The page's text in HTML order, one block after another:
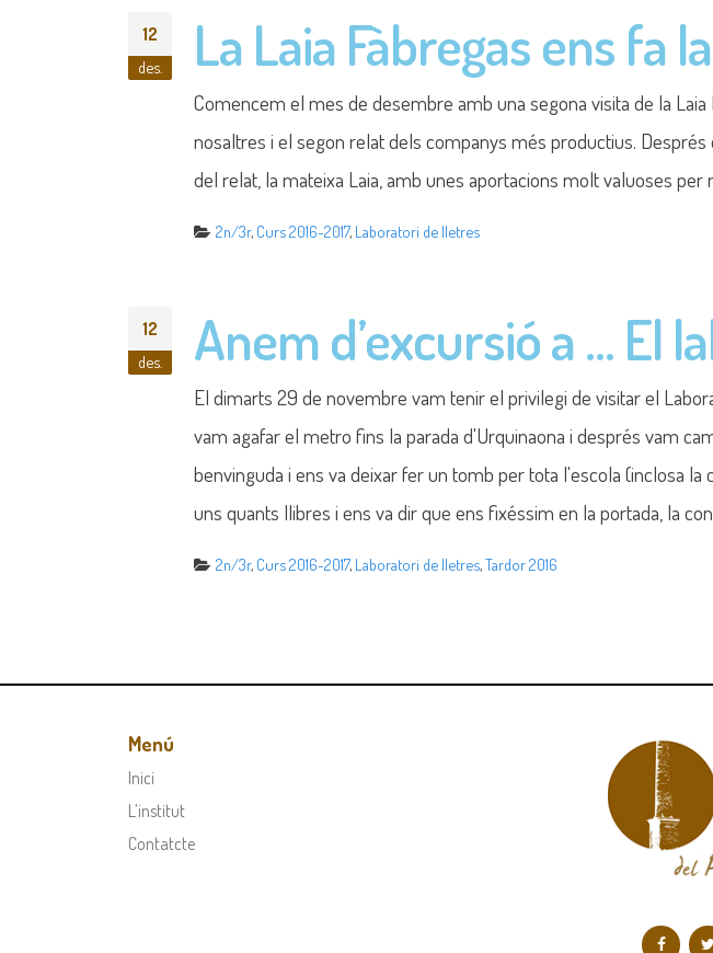
12
des. La Laia Fàbregas ens fa
Comencem el mes de desembre amb una segona visita de la
nosaltres i el segon relat dels companys més productius.
del relat, la mateixa Laia, amb unes aportacions molt valuoses per
2n/3r, Curs 2016-2017, Laboratori de lletres
12
des. Anem d’excursió a … El
El dimarts 29 de novembre vam tenir el privilegi de visitar el
vam agafar el metro fins la parada d'Urquinaona i després vam
benvinguda i ens va deixar fer un tomb per tota l'escola (inclosa
uns quants llibres i ens va dir que ens fixéssim en la portada, la
2n/3r, Curs 2016-2017, Laboratori de lletres,Tardor 2016
Menú
Inici
L’institut
Contatcte